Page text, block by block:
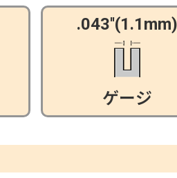
.043''(1.1mm)
ゲージ